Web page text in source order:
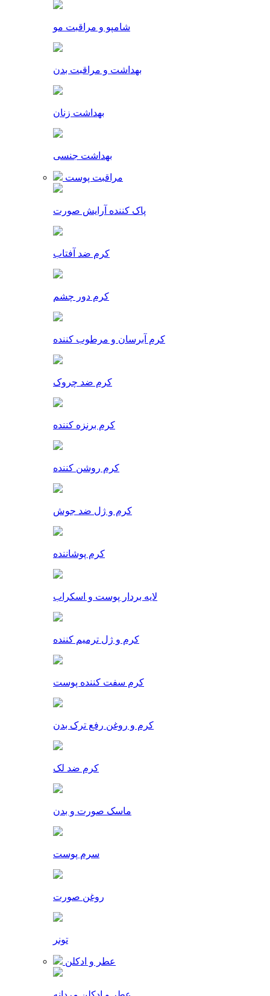
شامپو و مراقبت مو
بهداشت و مراقبت بدن
بهداشت زنان
بهداشت جنسی
مراقبت پوست
پاک کننده آرایش صورت
کرم ضد آفتاب
کرم دور چشم
کرم آبرسان و مرطوب کننده
کرم ضد چروک
کرم برنزه کننده
کرم روشن کننده
کرم و ژل ضد جوش
کرم پوشاننده
لایه بردار پوست و اسکراب
کرم و ژل ترمیم کننده
کرم سفت کننده پوست
کرم و روغن رفع ترک بدن
کرم ضد لک
ماسک صورت و بدن
سرم پوست
روغن صورت
تونر
عطر و ادکلن